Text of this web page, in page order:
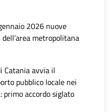
2026 nuove
metropolitana
Catania avvia il
pubblico locale nei
primo accordo siglato